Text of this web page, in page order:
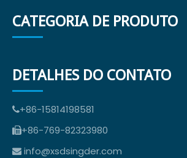
CATEGORIA DE PRODUTO
DETALHES DO CONTATO
+86-15814198581
+86-769-82323980
 info@xsdsingder.com